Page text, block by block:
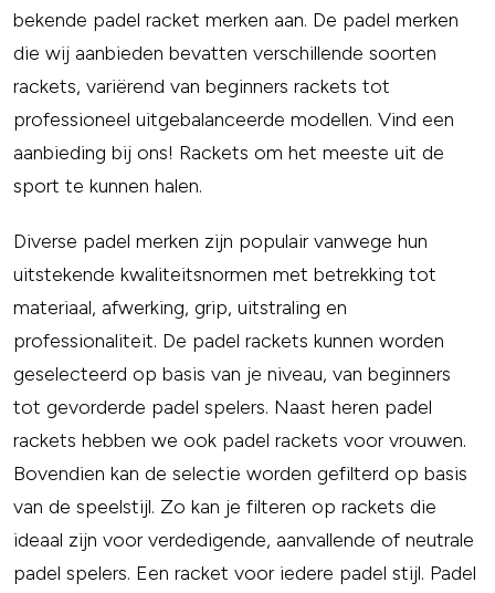
bekende padel racket merken aan. De padel merken
die wij aanbieden bevatten verschillende soorten
rackets, variërend van beginners rackets tot
professioneel uitgebalanceerde modellen. Vind een
aanbieding bij ons! Rackets om het meeste uit de
sport te kunnen halen.
Diverse padel merken zijn populair vanwege hun
uitstekende kwaliteitsnormen met betrekking tot
materiaal, afwerking, grip, uitstraling en
professionaliteit. De padel rackets kunnen worden
geselecteerd op basis van je niveau, van beginners
tot gevorderde padel spelers. Naast heren padel
rackets hebben we ook padel rackets voor vrouwen.
Bovendien kan de selectie worden gefilterd op basis
van de speelstijl. Zo kan je filteren op rackets die
ideaal zijn voor verdedigende, aanvallende of neutrale
padel spelers. Een racket voor iedere padel stijl. Padel